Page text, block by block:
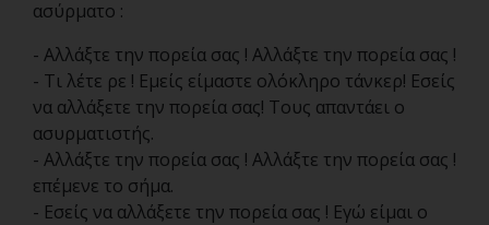
ασύρματο :
- Αλλάξτε την πορεία σας ! Αλλάξτε την πορεία σας !
- Τι λέτε ρε ! Εμείς είμαστε ολόκληρο τάνκερ! Εσείς
να αλλάξετε την πορεία σας! Τους απαντάει ο
ασυρματιστής.
- Αλλάξτε την πορεία σας ! Αλλάξτε την πορεία σας !
επέμενε το σήμα.
- Εσείς να αλλάξετε την πορεία σας ! Εγώ είμαι ο